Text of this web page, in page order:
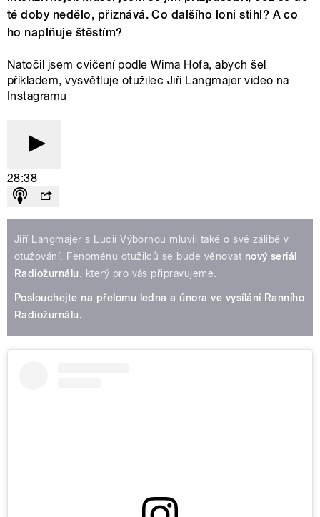
té doby nedělo, přiznává. Co dalšího loni stihl? A co
ho naplňuje štěstím?
Natočil jsem cvičení podle Wima Hofa, abych šel
příkladem, vysvětluje otužilec Jiří Langmajer video na
Instagramu
28:38
Jiří Langmajer s Lucií Výbornou mluvil také o své zálibě v
otužování. Fenoménu otužilců se bude věnovat nový seriál
Radiožurnálu, který pro vás připravujeme.
Poslouchejte na přelomu ledna a února ve vysílání Ranního
Radiožurnálu.